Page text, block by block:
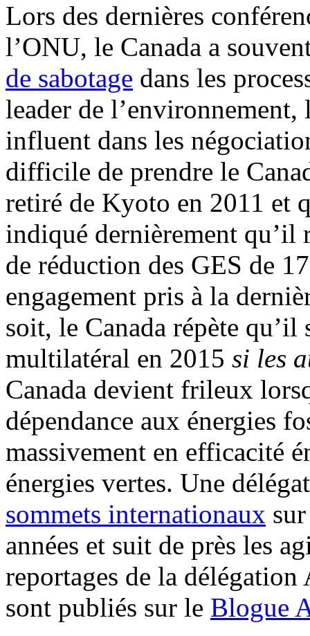
Lors des dernières
l’ONU, le Canada a
de sabotage dans les
leader de l’environnement,
influent dans les
difficile de prendre le
retiré de Kyoto en 2011 et
indiqué dernièrement qu’il
de réduction des GES de
engagement pris à la
soit, le Canada répète qu’il
multilatéral en 2015 si les
Canada devient frileux
dépendance aux énergies
massivement en efficacité
énergies vertes. Une
sommets internationaux
années et suit de près les
reportages de la délégation
sont publiés sur le Blogue